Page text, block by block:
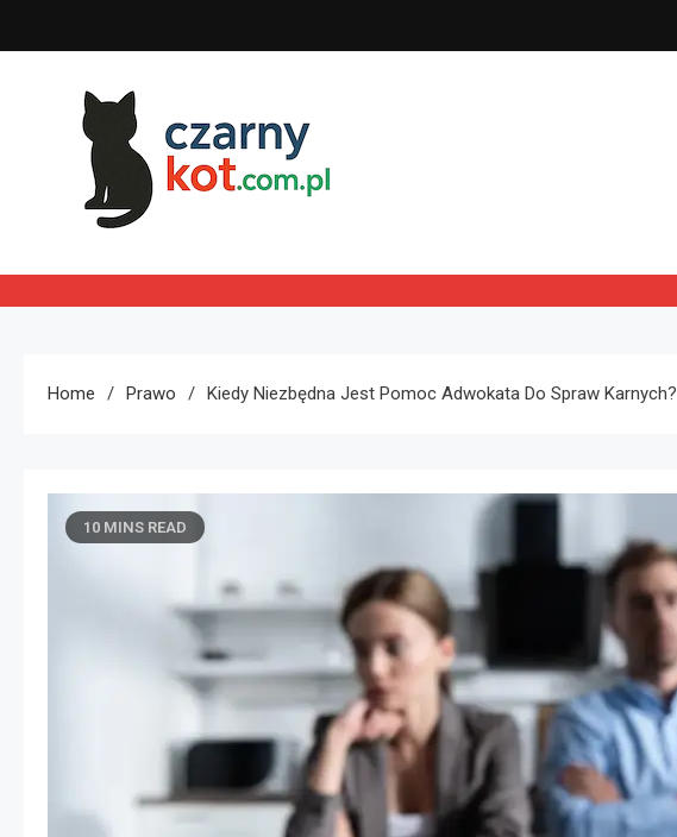
to
Czarny kot
Home Prawo Kiedy Niezbędna Jest Pomoc Adwokata Do Spraw Karnych?
10 MINS READ